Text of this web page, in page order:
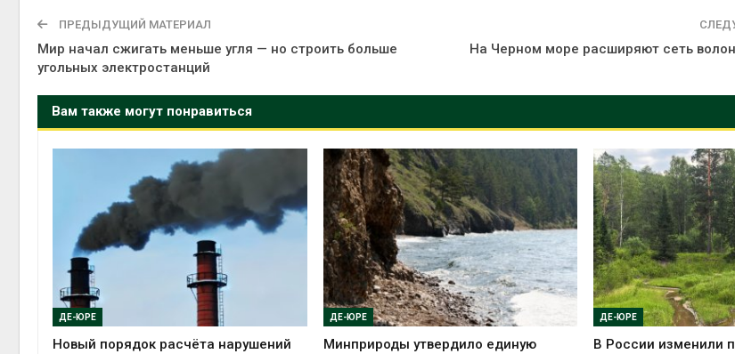
ПРЕДЫДУЩИЙ МАТЕРИАЛ
Мир начал сжигать меньше угля — но строить больше
угольных электростанций
На Черном море расширяют сеть
Вам также могут понравиться
ДЕ-ЮРЕ
Новый порядок расчёта нарушений
ДЕ-ЮРЕ
Минприроды утвердило единую
ДЕ-ЮРЕ
В России изменили